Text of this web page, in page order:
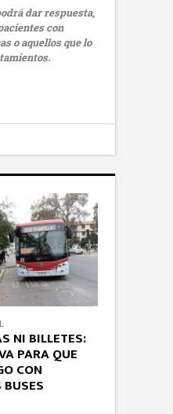
dar respuesta,
con
o aquellos que lo
NI BILLETES:
PARA QUE
CON